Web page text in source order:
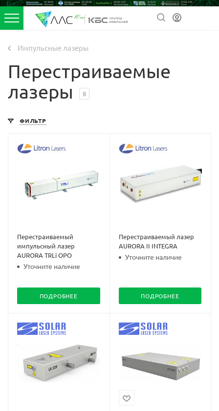
Импульсные лазеры
Перестраиваемые
лазеры
8
ФИЛЬТР
Перестраиваемый
импульсный лазер
AURORA TRLi OPO
Уточните наличие
ПОДРОБНЕЕ
Перестраиваемый лазер
AURORA II INTEGRA
Уточните наличие
ПОДРОБНЕЕ